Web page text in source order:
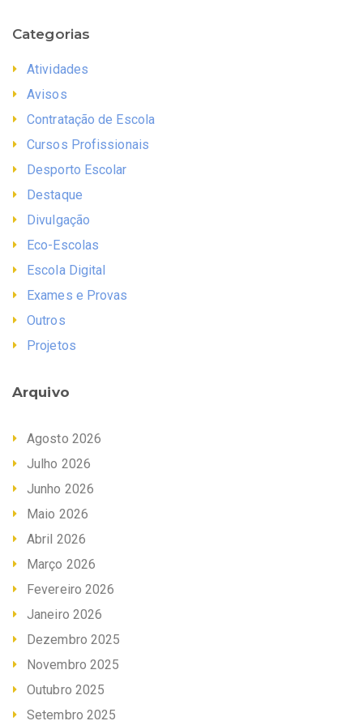
Categorias
Atividades
Avisos
Contratação de Escola
Cursos Profissionais
Desporto Escolar
Destaque
Divulgação
Eco-Escolas
Escola Digital
Exames e Provas
Outros
Projetos
Arquivo
Agosto 2026
Julho 2026
Junho 2026
Maio 2026
Abril 2026
Março 2026
Fevereiro 2026
Janeiro 2026
Dezembro 2025
Novembro 2025
Outubro 2025
Setembro 2025